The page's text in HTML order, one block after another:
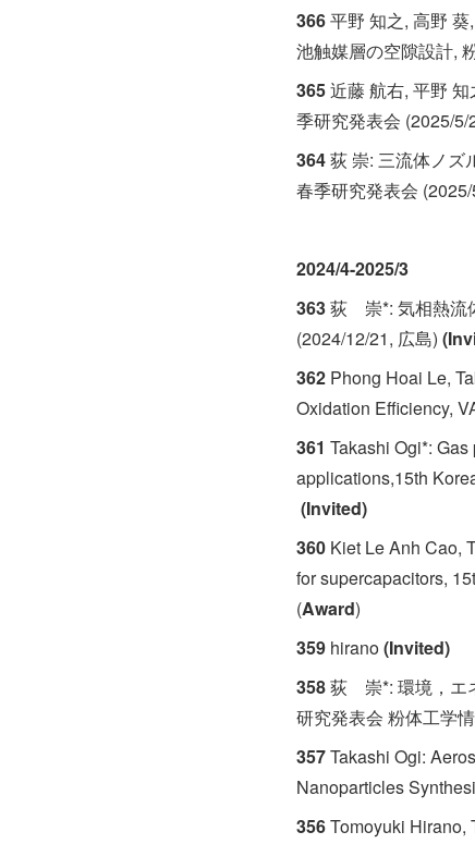
366平野 知之, 高野
池触媒層の空隙設計,
365近藤 航右, 平野
季研究発表会 (2025/
364荻 崇: 三流体ノズ
春季研究発表会
2024/4-2025/3
363荻 崇*: 気相熱流
(2024/12/21, 広島)
362 Phong Hoai Le,
Oxidation Efficiency,
361 Takashi Ogi*:
applications,15th
(Invited)
360 Kiet Le Anh Cao,
for supercapacitors,
(Award)
359 hirano(Invited)
358荻 崇*: 環境，エ
研究発表会 粉体工学
357Takashi Ogi:
Nanoparticles
356Tomoyuki Hirano,